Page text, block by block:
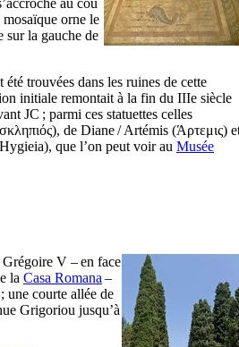
orne le
sur la gauche de
été trouvées dans les ruines de cette
initiale remontait à la fin du IIIe siècle
JC ; parmi ces statuettes celles
), de Diane / Artémis (Άρτεμις)
Hygieia), que l’on peut voir au Musée
Grégoire V – en face
la Casa Romana –
; une courte allée de
Grigoriou jusqu’à